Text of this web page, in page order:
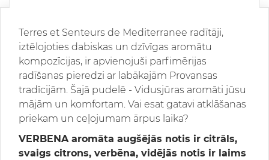
Terres et Senteurs de Mediterranee radītāji,
iztēlojoties dabiskas un dzīvīgas aromātu
kompozīcijas, ir apvienojuši parfimērijas
radīšanas pieredzi ar labākajām Provansas
tradīcijām. Šajā pudelē - Vidusjūras aromāti jūsu
mājām un komfortam. Vai esat gatavi atklāšanas
priekam un ceļojumam ārpus laika?
VERBENA aromāta augšējās notis ir citrāls,
svaigs citrons, verbēna, vidējās notis ir laims